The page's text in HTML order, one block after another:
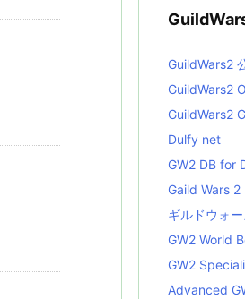
GuildWars2
GuildWars2
GuildWars2
Dulfy net
GW2 DB for
Gaild Wars 2
ギルドウォ
GW2 World
GW2
Advanced